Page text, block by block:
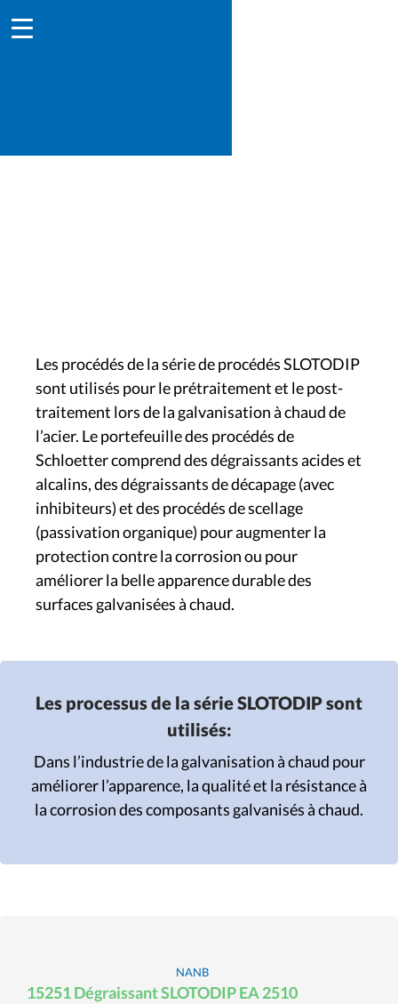
Les procédés de la série de procédés SLOTODIP
sont utilisés pour le prétraitement et le post-
traitement lors de la galvanisation à chaud de
l’acier. Le portefeuille des procédés de
Schloetter comprend des dégraissants acides et
alcalins, des dégraissants de décapage (avec
inhibiteurs) et des procédés de scellage
(passivation organique) pour augmenter la
protection contre la corrosion ou pour
améliorer la belle apparence durable des
surfaces galvanisées à chaud.
Les processus de la série SLOTODIP sont
utilisés:
Dans l’industrie de la galvanisation à chaud pour
améliorer l’apparence, la qualité et la résistance à
la corrosion des composants galvanisés à chaud.
NANB
15251 Dégraissant SLOTODIP EA 2510